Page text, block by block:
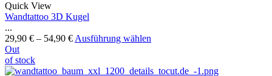
Quick View
Wandtattoo 3D Kugel
...
29,90 € – 54,90 € Ausführung wählen
Out
of stock